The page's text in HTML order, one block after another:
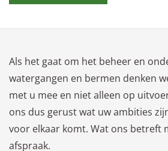
Als het gaat om het beheer en
watergangen en bermen denken
met u mee en niet alleen op
ons dus gerust wat uw ambities
voor elkaar komt. Wat ons betreft
afspraak.